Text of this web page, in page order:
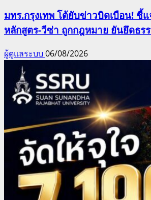
มทร.กรุงเทพ โต้ยับข่าวบิดเบือน! ชี้
หลักสูตร-วีซ่า ถูกกฎหมาย ยันยึดธร
ผู้ดูแลระบบ 06/08/2026